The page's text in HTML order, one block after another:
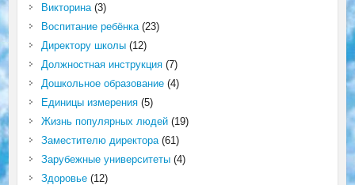
Викторина(3)
Воспитание ребёнка(23)
Директору школы(12)
Должностная инструкция(7)
Дошкольное образование(4)
Единицы измерения(5)
Жизнь популярных людей(19)
Заместителю директора(61)
Зарубежные университеты(4)
Здоровье(12)